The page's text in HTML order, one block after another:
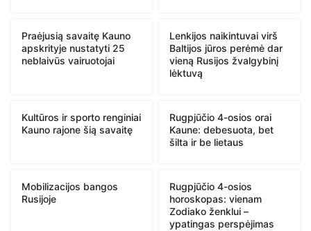
Praėjusią savaitę Kauno
apskrityje nustatyti 25
neblaivūs vairuotojai
Lenkijos naikintuvai virš
Baltijos jūros perėmė dar
vieną Rusijos žvalgybinį
lėktuvą
Kultūros ir sporto renginiai
Kauno rajone šią savaitę
Rugpjūčio 4-osios orai
Kaune: debesuota, bet
šilta ir be lietaus
Mobilizacijos bangos
Rusijoje
Rugpjūčio 4-osios
horoskopas: vienam
Zodiako ženklui –
ypatingas perspėjimas